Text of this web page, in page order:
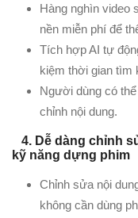
Hàng nghìn video
nền miễn phí để
Tích hợp AI tự
kiệm thời gian tìm
Người dùng có
chỉnh nội dung.
4. Dễ dàng chỉnh
kỹ năng dựng phim
Chỉnh sửa nội
không cần dùng